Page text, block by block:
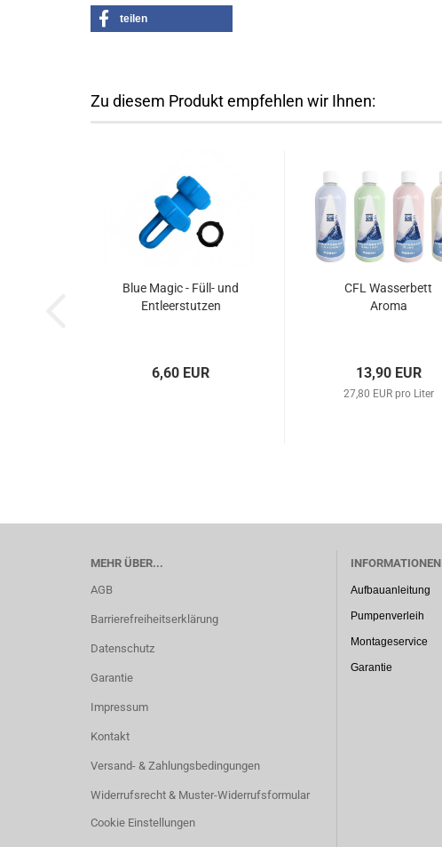
teilen
Zu diesem Produkt empfehlen wir Ihnen:
Blue Magic - Füll- und
Entleerstutzen
6,60 EUR
CFL Wasserbett
Aroma
13,90 EUR
27,80 EUR pro Liter
MEHR ÜBER...
AGB
Barrierefreiheitserklärung
Datenschutz
Garantie
Impressum
Kontakt
Versand- & Zahlungsbedingungen
Widerrufsrecht & Muster-Widerrufsformular
Cookie Einstellungen
INFORMATIONEN
Aufbauanleitung
Pumpenverleih
Montageservice
Garantie